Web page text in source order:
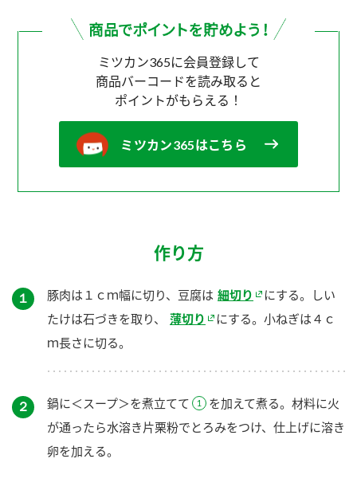
ミツカン365に会員登録して
商品バーコードを読み取ると
ポイントがもらえる！
ミツカン365はこちら
作り方
１ 豚肉は１ｃｍ幅に切り、豆腐は 細切り
にする。しい
たけは石づきを取り、
薄切り
にする。小ねぎは４ｃ
ｍ長さに切る。
２ 鍋に＜スープ＞を煮立てて
を加えて煮る。材料に火
が通ったら水溶き片栗粉でとろみをつけ、仕上げに溶き
卵を加える。